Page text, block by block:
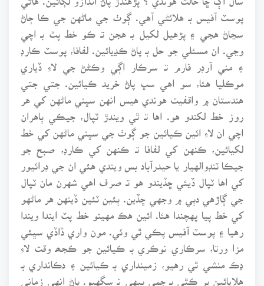
پوسٽ آفيس بـ هلائڻي آهي. ڳوٺ جي ماڻهن جي ڪا ڄاڻ
سڃاڻ هجي ۽ پڙهيل لکيل بـ هجن تـ ڪو خط پٽ بـ اچي
وڃي. ان مسئلي جو حل بـ پاڻ ڪڍيائين. لفافا، پوسٽ ڪارڊ
۽ مني آرڊر فارم تـ سرڪار اڳي وڪڻڻ جي لاءِ ڏياري
موڪليا هئا، سو اهي سڀ پاڻ خريد ڪيائين. جتي جتي
هندستان ۾ واقفيت هوندي هيس انهن سڀني ماڻهن کي هر
روز خط لکندو هو. اها تـ ٿي ويندڙ ٽپال، جيڪي ٻاهران
اچي ان لاءِ ائين ڪيائين جو ڳوٺ جي سڀني ماڻهن کي خط
لکيائين، ڪنهن کي لفافا تـ ڪنهن کي ڪارڊ، صبح جو
جيڪا ٽنڊوالهيار يا حيدرآباد بس ويندي هئي ان جي ڊرائيور
کي اها ٽپال ڏيئي ڇڏيندو هو تـ صرف اهي شهرن مان ٽپال
جي ڳاڙهي دٻي ۾ وجهي ڇڏين. ٻئين ٽئين ڏينهن هر ماڻهو
کي خط پيا پهچندا هئا. ائين هڪ مهينو خط پٽ ايندا ويندا
رهيا ۽ پوسٽ آفيس پڪي ٿي وئي. مون واري ڏاڏي سڀئي
مزا ورتا، سرڪاري نوڪري بـ ڪيائين جو ڪجھـ وقت لاءِ
ڍڪ منشي ٿي رهيو، زمينداري بـ ڪيائين ۽ دڪانداري بـ
هلايائين پر ڪٿي بـ ڄمي بيهي نـ سگهيو. پاڻ انهي زماني